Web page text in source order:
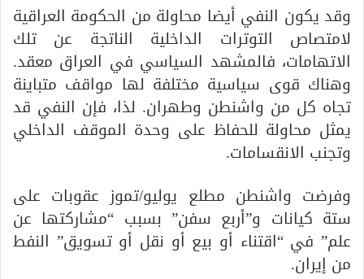
وقد يكون النفي أيضا محاولة من الحكومة العراقية
لامتصاص التوترات الداخلية الناتجة عن تلك
الاتهامات، فالمشهد السياسي في العراق معقد.
وهناك قوى سياسية مختلفة لها مواقف متباينة
تجاه كل من واشنطن وطهران. لذا، فإن النفي قد
يمثل محاولة للحفاظ على وحدة الموقف الداخلي
وتجنب الانقسامات.
وفرضت واشنطن مطلع يوليو/تموز عقوبات على
ستة كيانات و”أربع سفن” بسبب “مشاركتها عن
علم” في “اقتناء أو بيع أو نقل أو تسويق” النفط
من إيران.